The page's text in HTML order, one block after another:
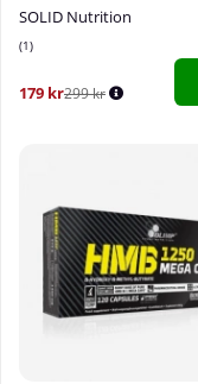
SOLID Nutrition
1
179 kr299 kr